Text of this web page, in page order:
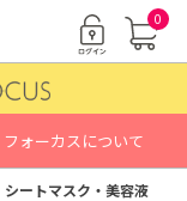
0
フォーカスについて
シートマスク・美容液